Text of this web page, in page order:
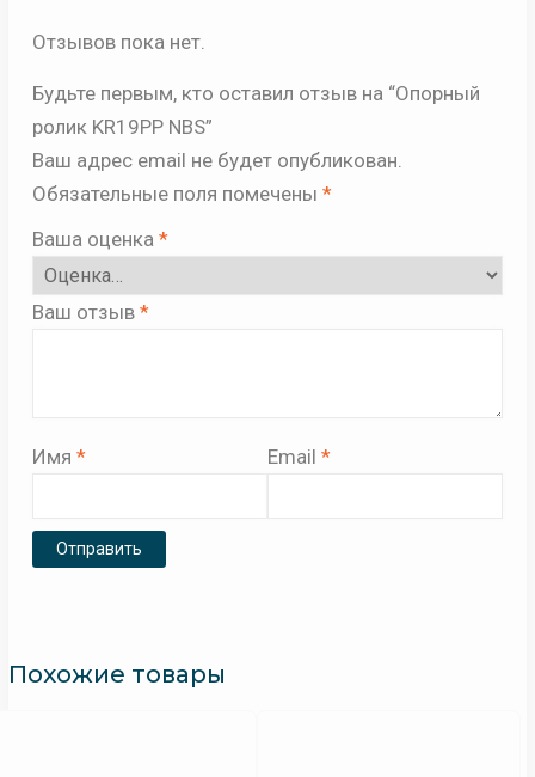
Отзывов пока нет.
Будьте первым, кто оставил отзыв на “Опорный
ролик KR19PP NBS”
Ваш адрес email не будет опубликован.
Обязательные поля помечены *
Ваша оценка *
Ваш отзыв *
Имя * Email *
Похожие товары